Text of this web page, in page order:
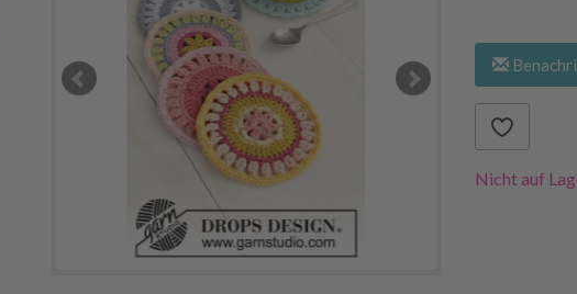
Nicht auf